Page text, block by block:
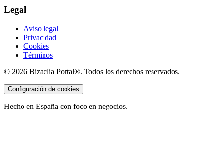
Legal
Aviso legal
Privacidad
Cookies
Términos
© 2026 Bizaclia Portal®. Todos los derechos reservados.
Configuración de cookies
Hecho en España con foco en negocios.